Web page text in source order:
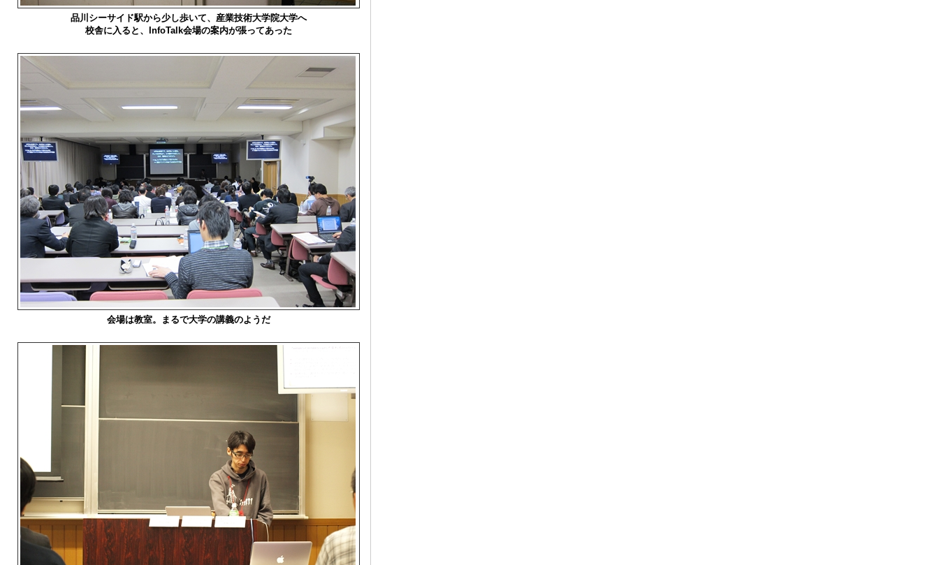
品川シーサイド駅から少し歩いて、産業技術大学院大学へ
校舎に入ると、InfoTalk会場の案内が張ってあった
会場は教室。まるで大学の講義のようだ